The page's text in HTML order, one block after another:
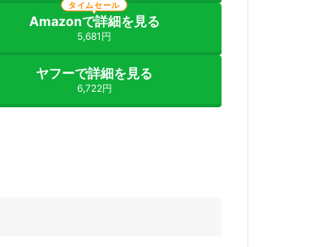
Amazonで詳細を見る
5,681円
タイムセール
ヤフーで詳細を見る
6,722円